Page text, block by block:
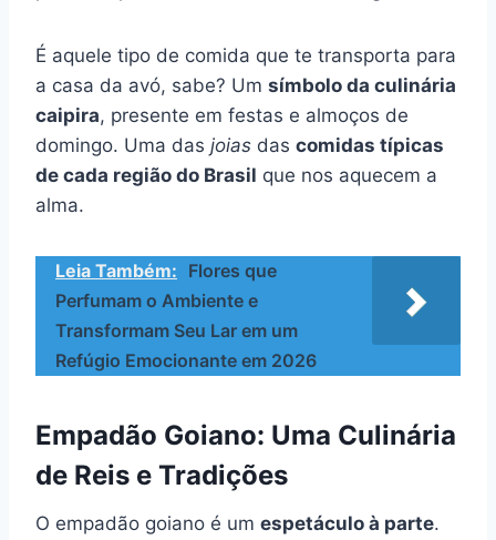
É aquele tipo de comida que te transporta para
a casa da avó, sabe? Um símbolo da culinária
caipira, presente em festas e almoços de
domingo. Uma das joias das comidas típicas
de cada região do Brasil que nos aquecem a
alma.
Leia Também: Flores que
Perfumam o Ambiente e
Transformam Seu Lar em um
Refúgio Emocionante em 2026
Empadão Goiano: Uma Culinária
de Reis e Tradições
O empadão goiano é um espetáculo à parte.